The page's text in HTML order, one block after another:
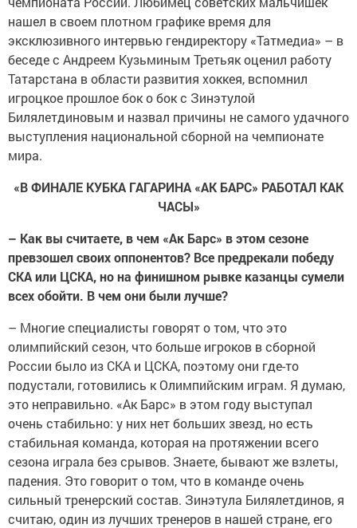
нашел в своем плотном графике время для
эксклюзивного интервью гендиректору «Татмедиа» – в
беседе с Андреем Кузьминым Третьяк оценил работу
Татарстана в области развития хоккея, вспомнил
игроцкое прошлое бок о бок с Зинэтулой
Билялетдиновым и назвал причины не самого удачного
выступления национальной сборной на чемпионате
мира.
«В ФИНАЛЕ КУБКА ГАГАРИНА «АК БАРС» РАБОТАЛ КАК
ЧАСЫ»
– Как вы считаете, в чем «Ак Барс» в этом сезоне
превзошел своих оппонентов? Все предрекали победу
СКА или ЦСКА, но на финишном рывке казанцы сумели
всех обойти. В чем они были лучше?
– Многие специалисты говорят о том, что это
олимпийский сезон, что больше игроков в сборной
России было из СКА и ЦСКА, поэтому они где-то
подустали, готовились к Олимпийским играм. Я думаю,
это неправильно. «Ак Барс» в этом году выступал
очень стабильно: у них нет больших звезд, но есть
стабильная команда, которая на протяжении всего
сезона играла без срывов. Знаете, бывают же взлеты,
падения. Это говорит о том, что в команде очень
сильный тренерский состав. Зинэтула Билялетдинов, я
считаю, один из лучших тренеров в нашей стране, его